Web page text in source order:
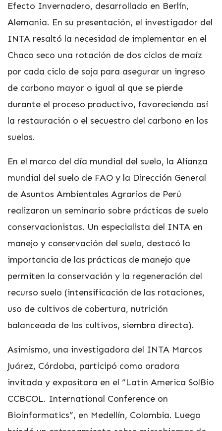
Efecto Invernadero, desarrollado en Berlín,
Alemania. En su presentación, el investigador del
INTA resaltó la necesidad de implementar en el
Chaco seco una rotación de dos ciclos de maíz
por cada ciclo de soja para asegurar un ingreso
de carbono mayor o igual al que se pierde
durante el proceso productivo, favoreciendo así
la restauración o el secuestro del carbono en los
suelos.
En el marco del día mundial del suelo, la Alianza
mundial del suelo de FAO y la Dirección General
de Asuntos Ambientales Agrarios de Perú
realizaron un seminario sobre prácticas de suelo
conservacionistas. Un especialista del INTA en
manejo y conservación del suelo, destacó la
importancia de las prácticas de manejo que
permiten la conservación y la regeneración del
recurso suelo (intensificación de las rotaciones,
uso de cultivos de cobertura, nutrición
balanceada de los cultivos, siembra directa).
Asimismo, una investigadora del INTA Marcos
Juárez, Córdoba, participó como oradora
invitada y expositora en el “Latin America SolBio
CCBCOL. International Conference on
Bioinformatics”, en Medellín, Colombia. Luego